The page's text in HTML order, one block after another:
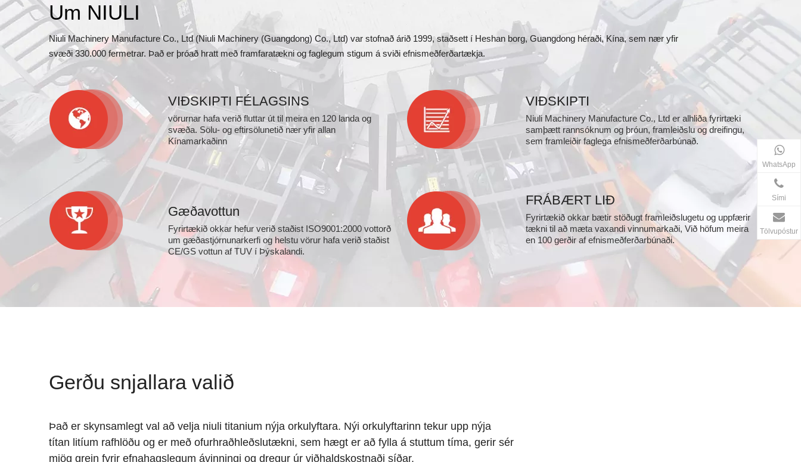
WhatsApp
Sími
Tölvupóstur
Um NIULI
Niuli Machinery Manufacture Co., Ltd (Niuli Machinery (Guangdong) Co., Ltd) var stofnað árið 1999, staðsett í Heshan borg, Guangdong héraði, Kína, sem nær yfir
svæði 330.000 fermetrar. Það er þróað hratt með framfaratækni og faglegum stigum á sviði efnismeðferðartækja.
VIÐSKIPTI FÉLAGSINS
vörurnar hafa verið fluttar út til meira en 120 landa og
svæða. Sölu- og eftirsölunetið nær yfir allan
Kínamarkaðinn
Gæðavottun
Fyrirtækið okkar hefur verið staðist ISO9001:2000 vottorð
um gæðastjórnunarkerfi og helstu vörur hafa verið staðist
CE/GS vottun af TUV í Þýskalandi.
VIÐSKIPTI
Niuli Machinery Manufacture Co., Ltd er alhliða fyrirtæki
samþætt rannsóknum og þróun, framleiðslu og dreifingu,
sem framleiðir faglega efnismeðferðarbúnað.
FRÁBÆRT LIÐ
Fyrirtækið okkar bætir stöðugt framleiðslugetu og uppfærir
tækni til að mæta vaxandi vinnumarkaði, Við höfum meira
en 100 gerðir af efnismeðferðarbúnaði.
Gerðu snjallara valið
Það er skynsamlegt val að velja niuli titanium nýja orkulyftara. Nýi orkulyftarinn tekur upp nýja
títan litíum rafhlöðu og er með ofurhraðhleðslutækni, sem hægt er að fylla á stuttum tíma, gerir sér
mjög grein fyrir efnahagslegum ávinningi og dregur úr viðhaldskostnaði síðar.